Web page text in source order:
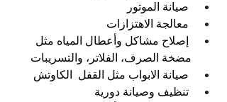
صيانة الموتور
معالجة الاهتزازات
إصلاح مشاكل وأعطال المياه مثل
مضخة الصرف، الفلاتر، والتسريبات
صيانة الابواب مثل القفل  الكاوتش
تنظيف وصيانة دورية